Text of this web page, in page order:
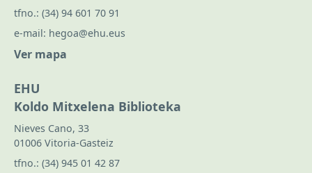
tfno.: (34) 94 601 70 91
e-mail: hegoa@ehu.eus
Ver mapa
EHU
Koldo Mitxelena Biblioteka
Nieves Cano, 33
01006 Vitoria-Gasteiz
tfno.: (34) 945 01 42 87